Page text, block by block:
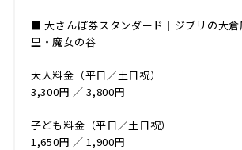
■ 大さんぽ券スタンダード｜ジブリの大倉
里・魔女の谷
大人料金（平日／土日祝）
3,300円 ／ 3,800円
子ども料金（平日／土日祝）
1,650円 ／ 1,900円